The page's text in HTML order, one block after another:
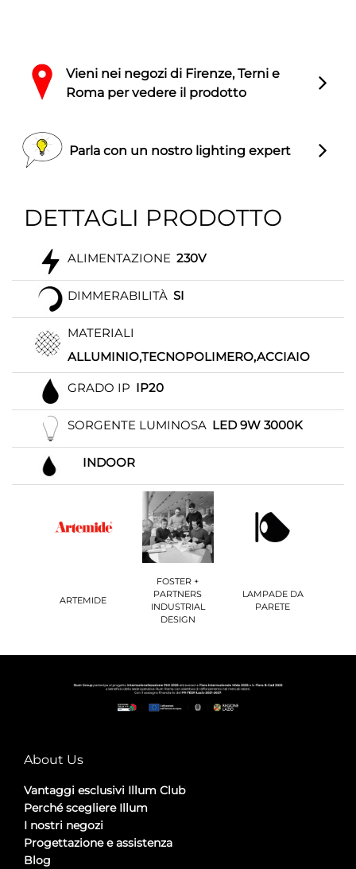
Vieni nei negozi di Firenze, Terni e
Roma per vedere il prodotto
Parla con un nostro lighting expert
DETTAGLI PRODOTTO
ALIMENTAZIONE 230V
DIMMERABILITÀ SI
MATERIALI
ALLUMINIO,TECNOPOLIMERO,ACCIAIO
GRADO IP IP20
SORGENTE LUMINOSA LED 9W 3000K
INDOOR
ARTEMIDE
FOSTER +
PARTNERS
INDUSTRIAL
DESIGN
LAMPADE DA
PARETE
About Us
Vantaggi esclusivi Illum Club
Perché scegliere Illum
I nostri negozi
Progettazione e assistenza
Blog